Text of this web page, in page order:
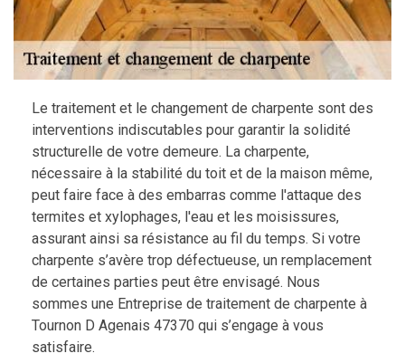
Le traitement et le changement de charpente sont des
interventions indiscutables pour garantir la solidité
structurelle de votre demeure. La charpente,
nécessaire à la stabilité du toit et de la maison même,
peut faire face à des embarras comme l'attaque des
termites et xylophages, l'eau et les moisissures,
assurant ainsi sa résistance au fil du temps. Si votre
charpente s’avère trop défectueuse, un remplacement
de certaines parties peut être envisagé. Nous
sommes une Entreprise de traitement de charpente à
Tournon D Agenais 47370 qui s’engage à vous
satisfaire.